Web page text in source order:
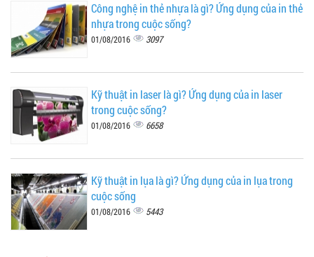
Công nghệ in thẻ nhựa là gì? Ứng dụng của in thẻ
nhựa trong cuộc sống?
01/08/2016 3097
Kỹ thuật in laser là gì? Ứng dụng của in laser
trong cuộc sống?
01/08/2016 6658
Kỹ thuật in lụa là gì? Ứng dụng của in lụa trong
cuộc sống
01/08/2016 5443